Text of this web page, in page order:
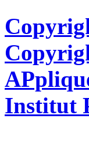
Institut